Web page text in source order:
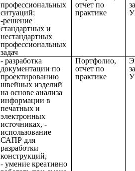
профессиональных
ситуаций;
-решение
стандартных и
нестандартных
профессиональных
задач
отчет по
практике
- разработка
документации по
проектированию
швейных изделий
на основе анализа
информации в
печатных и
электронных
источниках, -
использование
САПР для
разработки
конструкций,
- умение креативно
Портфолио,
отчет по
практике